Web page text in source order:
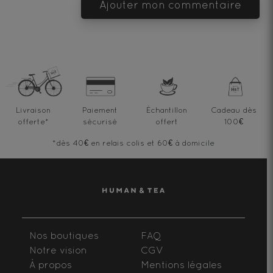
Ajouter mon commentaire
Livraison
offerte*
Paiement
sécurisé
Échantillon
offert
Cadeau dès
100€
*dès 40€ en relais colis et 60€ à domicile
Nos boutiques
Notre vision
À propos
FAQ
CGV
Mentions légales